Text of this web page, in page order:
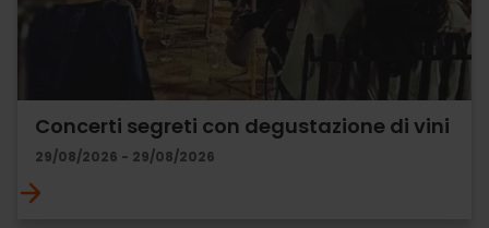
Concerti segreti con degustazione di vini
29/08/2026 - 29/08/2026